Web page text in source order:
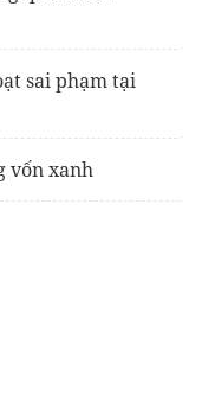
sai phạm tại
vốn xanh